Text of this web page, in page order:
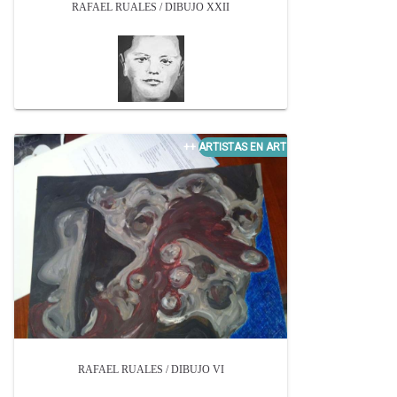
RAFAEL RUALES / DIBUJO XXII
RAFAEL RUALES / DIBUJO VI